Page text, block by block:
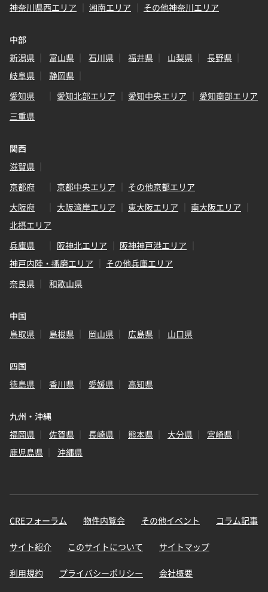
神奈川県西エリア
湘南エリア その他神奈川エリア
中部
新潟県
富山県 石川県 福井県 山梨県
長野県
岐阜県
静岡県
愛知県
愛知北部エリア 愛知中央エリア
愛知南部エリア
三重県
関西
滋賀県
京都府
京都中央エリア
その他京都エリア
大阪府
大阪湾岸エリア 東大阪エリア
南大阪エリア
北摂エリア
兵庫県
阪神北エリア
阪神神戸港エリア
神戸内陸・播磨エリア
その他兵庫エリア
奈良県
和歌山県
中国
鳥取県
島根県 岡山県 広島県 山口県
四国
徳島県
香川県 愛媛県 高知県
九州・沖縄
福岡県
佐賀県 長崎県 熊本県 大分県
宮崎県
鹿児島県
沖縄県
CREフォーラム 物件内覧会 その他イベント コラム記事
サイト紹介 このサイトについて サイトマップ
利用規約 プライバシーポリシー 会社概要